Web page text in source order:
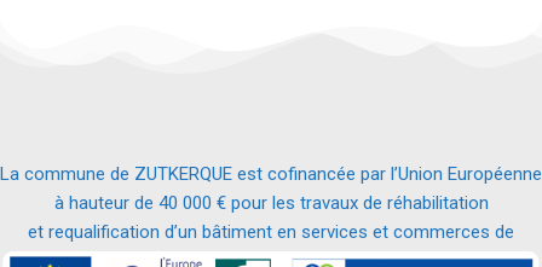
La commune de ZUTKERQUE est cofinancée par l’Union Européenne
à hauteur de 40 000 € pour les travaux de réhabilitation
et requalification d’un bâtiment en services et commerces de
proximité.